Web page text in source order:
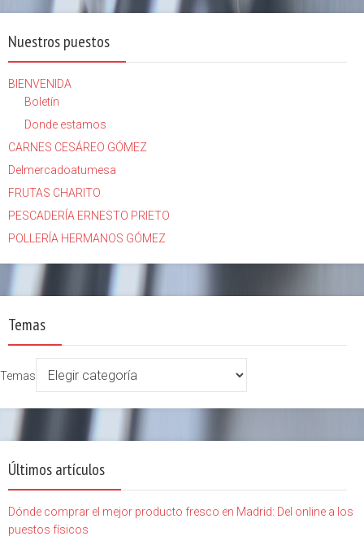
Nuestros puestos
BIENVENIDA
Boletín
Donde estamos
CARNES CESÁREO GÓMEZ
Delmercadoatumesa
FRUTAS CHARITO
PESCADERÍA ERNESTO PRIETO
POLLERÍA HERMANOS GÓMEZ
Temas
Temas
Últimos artículos
Dónde comprar el mejor producto fresco en Madrid: Del online a los
puestos físicos